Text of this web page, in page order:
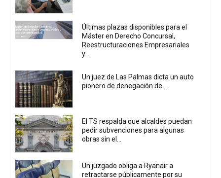
Últimas plazas disponibles para el
Máster en Derecho Concursal,
Reestructuraciones Empresariales
y...
Un juez de Las Palmas dicta un auto
pionero de denegación de...
El TS respalda que alcaldes puedan
pedir subvenciones para algunas
obras sin el...
Un juzgado obliga a Ryanair a
retractarse públicamente por su